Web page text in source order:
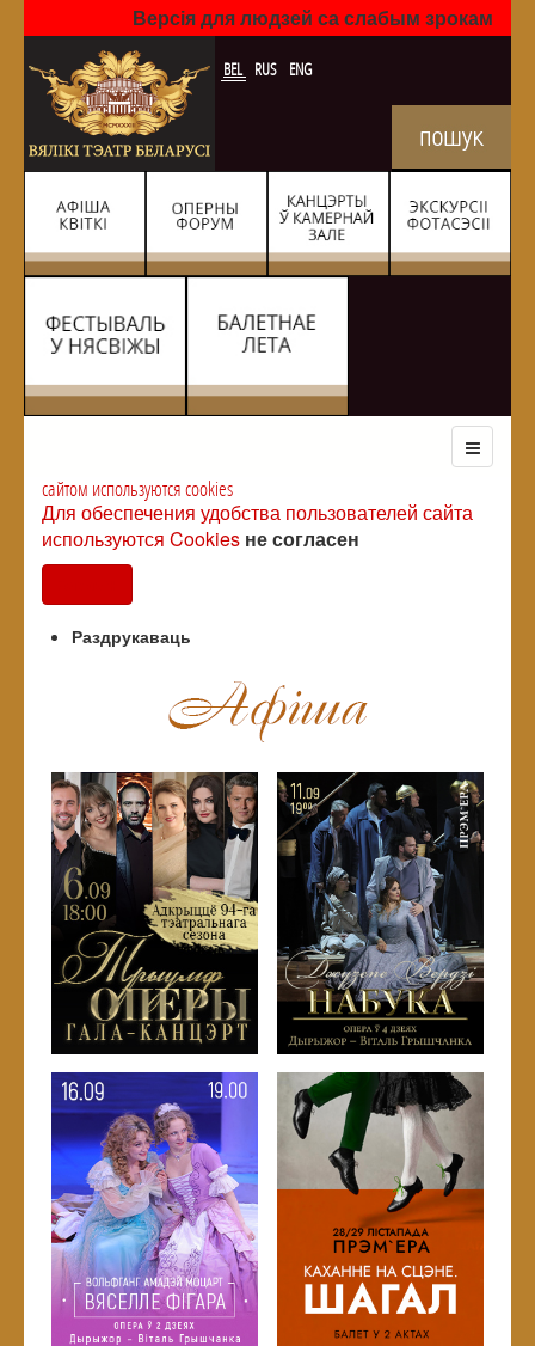
Версія для людзей са слабым зрокам
BEL RUS ENG
сайтом используются cookies
Для обеспечения удобства пользователей сайта
используются Cookies не согласен
Раздрукаваць